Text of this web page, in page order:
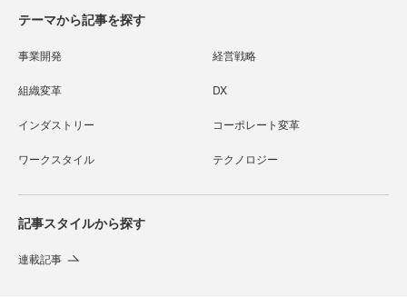
テーマから記事を探す
事業開発 経営戦略
組織変革 DX
インダストリー コーポレート変革
ワークスタイル テクノロジー
記事スタイルから探す
連載記事